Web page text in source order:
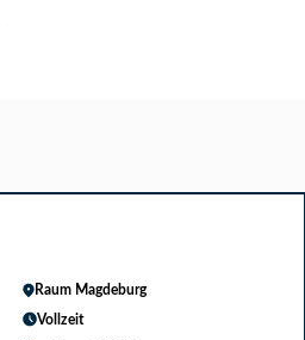
Raum Magdeburg
Vollzeit